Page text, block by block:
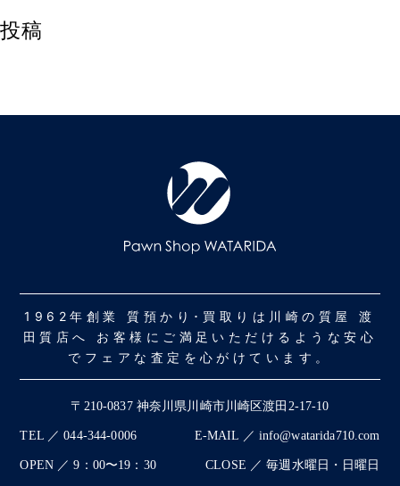
投稿
1962年創業 質預かり･買取りは川崎の質屋 渡
田質店へ お客様にご満足いただけるような安心
でフェアな査定を心がけています。
〒210-0837 神奈川県川崎市川崎区渡田2-17-10
TEL ／ 044-344-0006 E-MAIL ／ info@watarida710.com
OPEN ／ 9：00〜19：30 CLOSE ／ 毎週水曜日・日曜日